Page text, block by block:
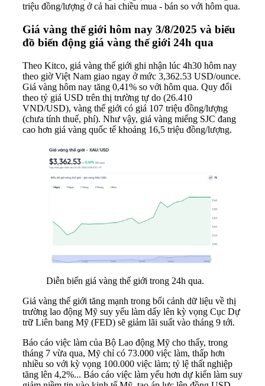
triệu đồng/lượng ở cả hai chiều mua - bán so với hôm qua.
Giá vàng thế giới hôm nay 3/8/2025 và biểu
đồ biến động giá vàng thế giới 24h qua
Theo Kitco, giá vàng thế giới ghi nhận lúc 4h30 hôm nay
theo giờ Việt Nam giao ngay ở mức 3,362.53 USD/ounce.
Giá vàng hôm nay tăng 0,41% so với hôm qua. Quy đổi
theo tỷ giá USD trên thị trường tự do (26.410
VND/USD), vàng thế giới có giá 107 triệu đồng/lượng
(chưa tính thuế, phí). Như vậy, giá vàng miếng SJC đang
cao hơn giá vàng quốc tế khoảng 16,5 triệu đồng/lượng.
Diễn biến giá vàng thế giới trong 24h qua.
Giá vàng thế giới tăng mạnh trong bối cảnh dữ liệu về thị
trường lao động Mỹ suy yếu làm dấy lên kỳ vọng Cục Dự
trữ Liên bang Mỹ (FED) sẽ giảm lãi suất vào tháng 9 tới.
Báo cáo việc làm của Bộ Lao động Mỹ cho thấy, trong
tháng 7 vừa qua, Mỹ chỉ có 73.000 việc làm, thấp hơn
nhiều so với kỳ vọng 100.000 việc làm; tỷ lệ thất nghiệp
tăng lên 4,2%... Báo cáo việc làm yếu hơn dự kiến làm suy